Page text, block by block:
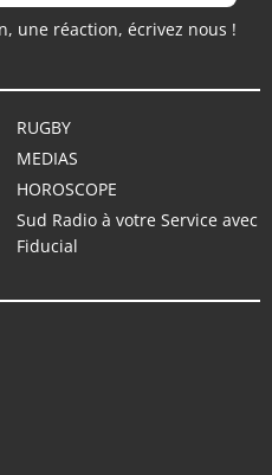
une réaction, écrivez nous !
RUGBY
MEDIAS
HOROSCOPE
Sud Radio à votre Service avec
Fiducial